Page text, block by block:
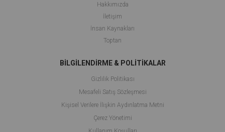
Hakkımızda
İletişim
İnsan Kaynakları
Toptan
BİLGİLENDİRME & POLİTİKALAR
Gizlilik Politikası
Mesafeli Satış Sözleşmesi
Kişisel Verilere İlişkin Aydınlatma Metni
Çerez Yönetimi